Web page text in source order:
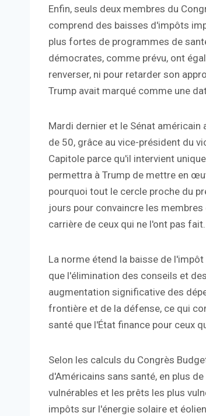
Enfin, seuls deux membres du
comprend des baisses d'impôts
plus fortes de programmes de
démocrates, comme prévu, ont
renverser, ni pour retarder son
Trump avait marqué comme une
Mardi dernier et le Sénat américain
de 50, grâce au vice-président du
Capitole parce qu'il intervient
permettra à Trump de mettre en
pourquoi tout le cercle proche du
jours pour convaincre les
carrière de ceux qui ne l'ont pas fait.
La norme étend la baisse de
que l'élimination des conseils et
augmentation significative des
frontière et de la défense, ce qui
santé que l'État finance pour ceux
Selon les calculs du Congrès
d'Américains sans santé, en plus
vulnérables et les prêts les plus
impôts sur l'énergie solaire et